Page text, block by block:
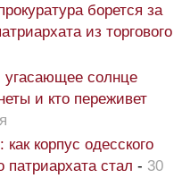
борется за
из торгового
солнце
и кто переживет
корпус одесского
стал - 30